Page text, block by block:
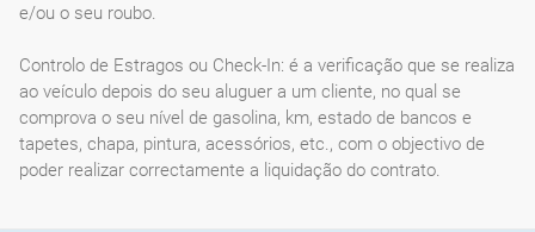
e/ou o seu roubo.
Controlo de Estragos ou Check-In: é a verificação que se realiza
ao veículo depois do seu aluguer a um cliente, no qual se
comprova o seu nível de gasolina, km, estado de bancos e
tapetes, chapa, pintura, acessórios, etc., com o objectivo de
poder realizar correctamente a liquidação do contrato.